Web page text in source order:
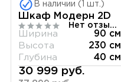
В наличии (1 шт.)
Шкаф Модерн 2D
Нет отзывов
Ширина
90 см
Высота
230 см
Глубина
40 см
30 999 руб.